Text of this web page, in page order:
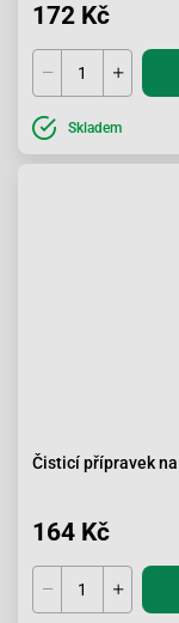
172 Kč
Skladem
Čisticí přípravek na
164 Kč